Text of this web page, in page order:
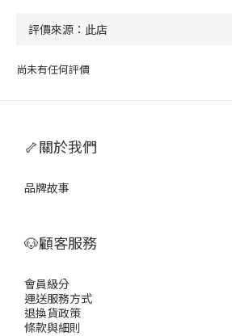
尚未有任何評價
🦴關於我們
品牌故事
🐶顧客服務
會員級分
運送服務方式
退換貨政策
條款與細則